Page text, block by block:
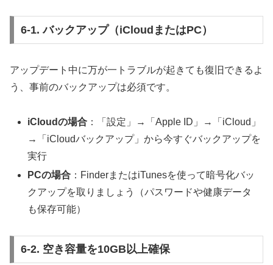
6-1. バックアップ（iCloudまたはPC）
アップデート中に万が一トラブルが起きても復旧できるよ
う、事前のバックアップは必須です。
iCloudの場合 ：「設定」→「Apple ID」→「iCloud」
→「iCloudバックアップ」から今すぐバックアップを
実行
PCの場合 ：FinderまたはiTunesを使って暗号化バッ
クアップを取りましょう（パスワードや健康データ
も保存可能）
6-2. 空き容量を10GB以上確保